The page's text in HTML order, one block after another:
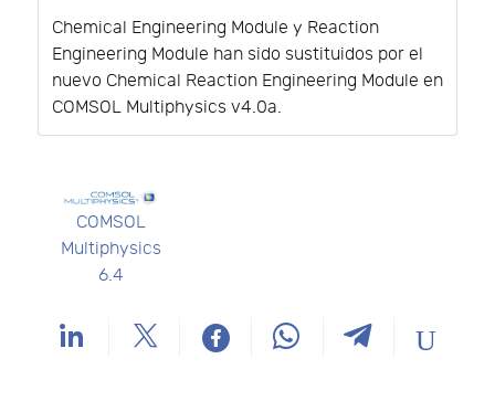
Chemical Engineering Module y Reaction
Engineering Module han sido sustituidos por el
nuevo Chemical Reaction Engineering Module en
COMSOL Multiphysics v4.0a.
COMSOL
Multiphysics
6.4